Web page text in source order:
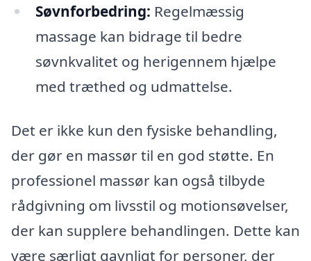
Søvnforbedring: Regelmæssig
massage kan bidrage til bedre
søvnkvalitet og herigennem hjælpe
med træthed og udmattelse.
Det er ikke kun den fysiske behandling,
der gør en massør til en god støtte. En
professionel massør kan også tilbyde
rådgivning om livsstil og motionsøvelser,
der kan supplere behandlingen. Dette kan
være særligt gavnligt for personer, der